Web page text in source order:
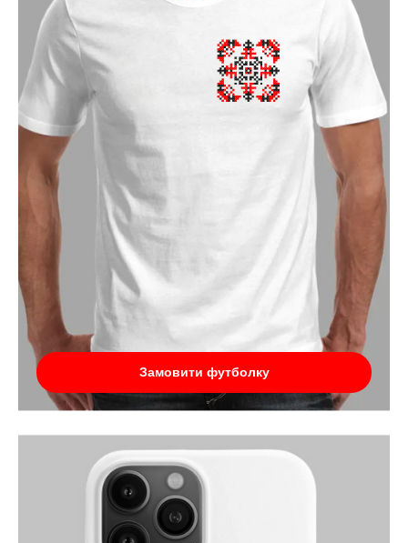
Замовити футболку